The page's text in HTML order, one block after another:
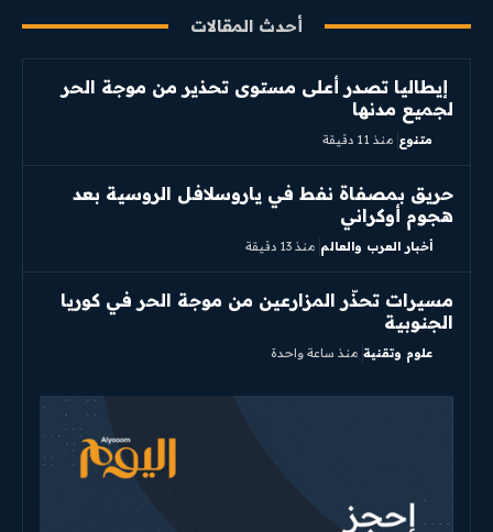
أحدث المقالات
إيطاليا تصدر أعلى مستوى تحذير من موجة الحر
لجميع مدنها
متنوع منذ 11 دقيقة
حريق بمصفاة نفط في ياروسلافل الروسية بعد
هجوم أوكراني
أخبار العرب والعالم منذ 13 دقيقة
مسيرات تحذّر المزارعين من موجة الحر في كوريا
الجنوبية
علوم وتقنية منذ ساعة واحدة